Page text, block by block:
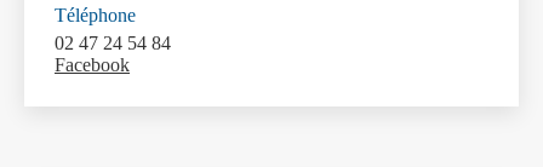
Téléphone
02 47 24 54 84
Facebook